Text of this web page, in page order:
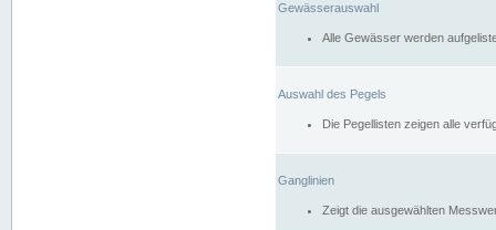
Gewässerauswahl
Alle Gewässer werden
Auswahl des Pegels
Die Pegellisten zeigen alle
Ganglinien
Zeigt die ausgewählten